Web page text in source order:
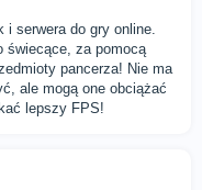
i serwera do gry online.
świecące, za pomocą
pancerza! Nie ma
ale mogą one obciążać
lepszy FPS!